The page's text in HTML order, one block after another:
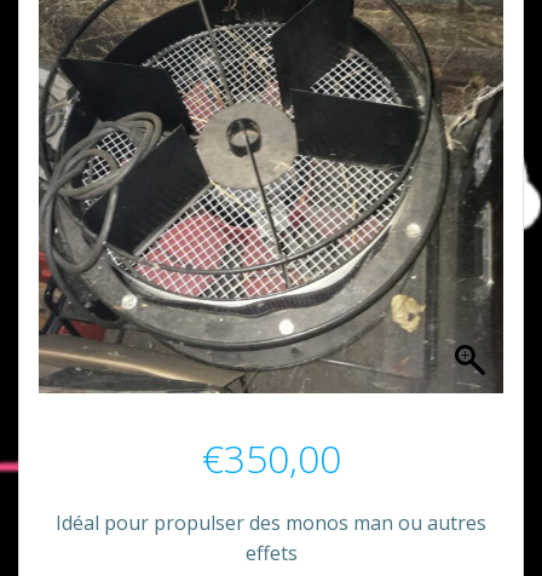
€350,00
Idéal pour propulser des monos man ou autres
effets